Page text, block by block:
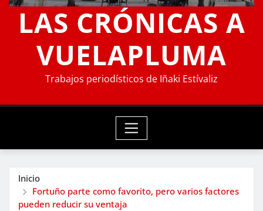
LAS CRÓNICAS A
VUELAPLUMA
Trabajos periodísticos de Iñaki Estívaliz
Inicio
Fortuño parte como favorito, pero varios factores
pueden reducir su ventaja